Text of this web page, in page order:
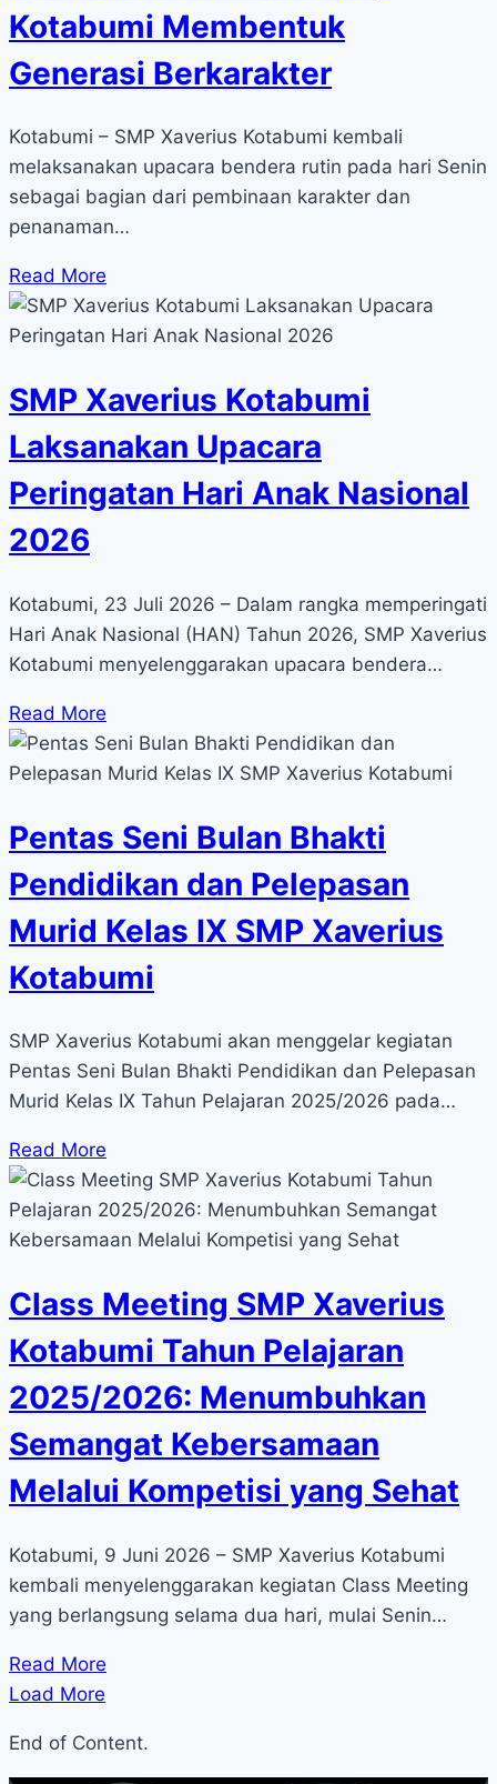
Kotabumi Membentuk
Generasi Berkarakter
Kotabumi – SMP Xaverius Kotabumi kembali
melaksanakan upacara bendera rutin pada hari Senin
sebagai bagian dari pembinaan karakter dan
penanaman…
Read More
SMP Xaverius Kotabumi
Laksanakan Upacara
Peringatan Hari Anak Nasional
2026
Kotabumi, 23 Juli 2026 – Dalam rangka memperingati
Hari Anak Nasional (HAN) Tahun 2026, SMP Xaverius
Kotabumi menyelenggarakan upacara bendera…
Read More
Pentas Seni Bulan Bhakti
Pendidikan dan Pelepasan
Murid Kelas IX SMP Xaverius
Kotabumi
SMP Xaverius Kotabumi akan menggelar kegiatan
Pentas Seni Bulan Bhakti Pendidikan dan Pelepasan
Murid Kelas IX Tahun Pelajaran 2025/2026 pada…
Read More
Class Meeting SMP Xaverius
Kotabumi Tahun Pelajaran
2025/2026: Menumbuhkan
Semangat Kebersamaan
Melalui Kompetisi yang Sehat
Kotabumi, 9 Juni 2026 – SMP Xaverius Kotabumi
kembali menyelenggarakan kegiatan Class Meeting
yang berlangsung selama dua hari, mulai Senin…
Read More
Load More
End of Content.